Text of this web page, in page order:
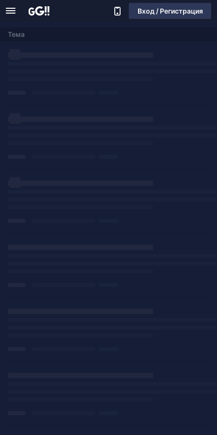
Вход / Регистрация
Тема